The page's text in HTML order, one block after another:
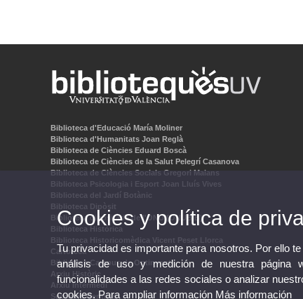
Biblioteca d'Educació María Moliner
Biblioteca d'Humanitats Joan Reglà
Biblioteca de Ciències Eduard Boscà
Biblioteca de Ciències de la Salut Pelegrí Casanova
Biblioteca de Ciències Socials Gregori Maians
Biblioteca Psicologia i Esport Joan Lluís Vives
Biblioteca del Jardí Botànic
Biblioteca Dipòsit
Biblioteca dipositària de l'ONU (ONUBIB)
Biblioteca Històrica
Biblioteca Historicomèdica Vicent Peset Llorca
Cartoteca
Biblioteca Campus de Ontinyent
Arxiu Històric
Arxiu Intermedi
Seccions Centrals
Cookies y política de
Tu privacidad es importante para nosotros. Por ello
análisis de uso y medición de nuestra página
funcionalidades a las redes sociales o analizar
cookies. Para ampliar información Más información